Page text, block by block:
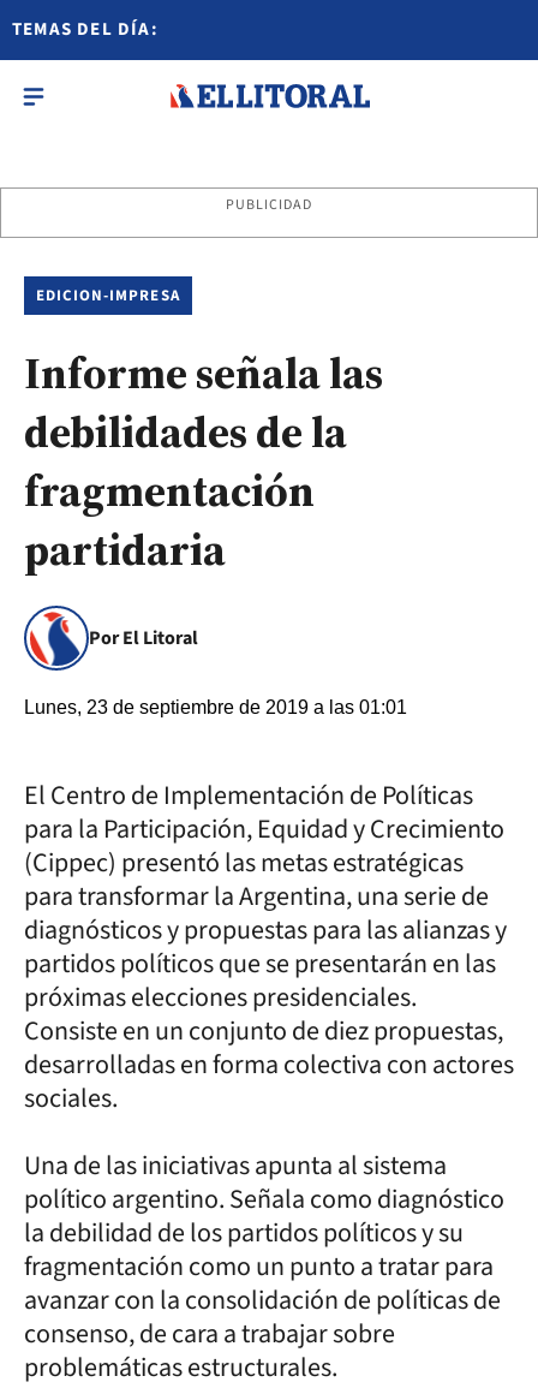
TEMAS DEL DÍA:
PUBLICIDAD
EDICION-IMPRESA
Informe señala las
debilidades de la
fragmentación
partidaria
Por El Litoral
Lunes, 23 de septiembre de 2019 a las 01:01
El Centro de Implementación de Políticas
para la Participación, Equidad y Crecimiento
(Cippec) presentó las metas estratégicas
para transformar la Argentina, una serie de
diagnósticos y propuestas para las alianzas y
partidos políticos que se presentarán en las
próximas elecciones presidenciales.
Consiste en un conjunto de diez propuestas,
desarrolladas en forma colectiva con actores
sociales.
Una de las iniciativas apunta al sistema
político argentino. Señala como diagnóstico
la debilidad de los partidos políticos y su
fragmentación como un punto a tratar para
avanzar con la consolidación de políticas de
consenso, de cara a trabajar sobre
problemáticas estructurales.